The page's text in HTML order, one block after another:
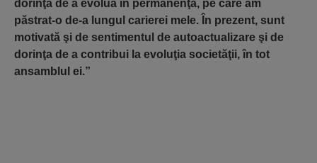
dorinţa de a evolua în permanenţă, pe care am
păstrat-o de-a lungul carierei mele. În prezent, sunt
motivată şi de sentimentul de autoactualizare şi de
dorinţa de a contribui la evoluţia societăţii, în tot
ansamblul ei.”